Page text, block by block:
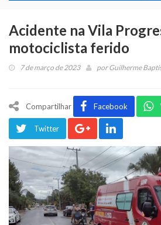
Acidente na Vila
motociclista ferido
7 de março de 2023 porGuilherme
Compartilhar Facebook
Twitter